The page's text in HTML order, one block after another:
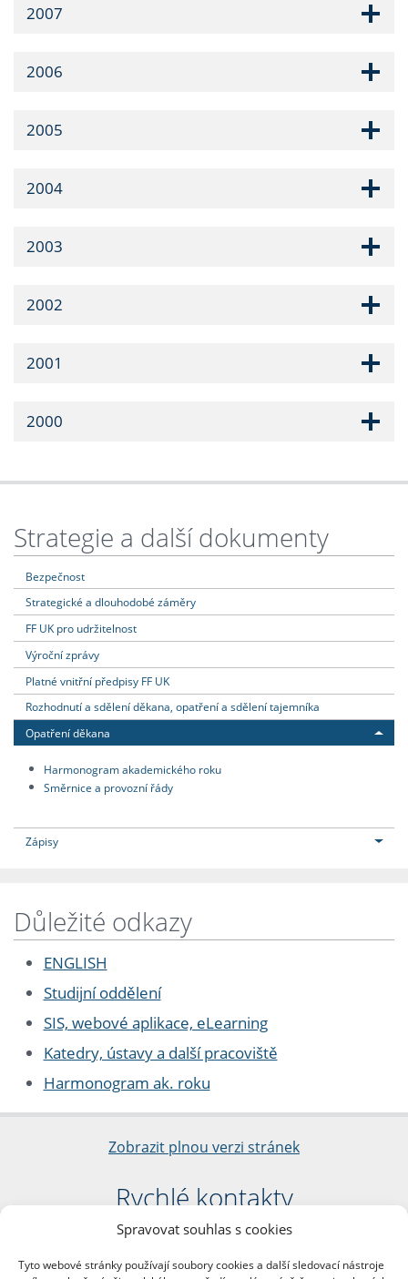
Spravovat souhlas s cookies
Tyto webové stránky používají soubory cookies a další sledovací nástroje
2007
2006
2005
2004
2003
2002
2001
2000
Strategie a další dokumenty
Bezpečnost
Strategické a dlouhodobé záměry
FF UK pro udržitelnost
Výroční zprávy
Platné vnitřní předpisy FF UK
Rozhodnutí a sdělení děkana, opatření a sdělení tajemníka
Opatření děkana
Harmonogram akademického roku
Směrnice a provozní řády
Zápisy
Důležité odkazy
ENGLISH
Studijní oddělení
SIS, webové aplikace, eLearning
Katedry, ústavy a další pracoviště
Harmonogram ak. roku
Zobrazit plnou verzi stránek
Rychlé kontakty
Filozofická fakulta
nám. Jana Palacha 1/2